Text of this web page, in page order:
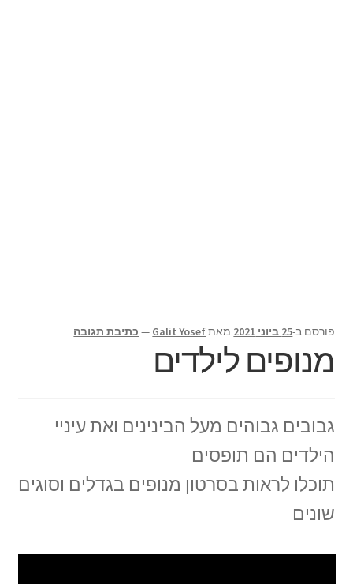
פורסם ב-25 ביוני 2021 מאתGalit Yosef
— כתיבת תגובה
מנופים לילדים
גבובים גבוהים מעל הבינינים ואת עיניי
הילדים הם תופסים
תוכלו לראות בסרטון מנופים בגדלים וסוגים
שונים